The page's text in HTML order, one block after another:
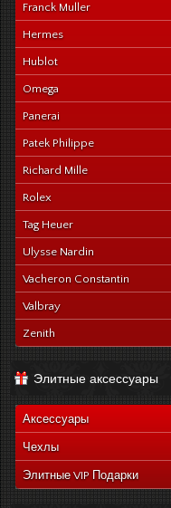
Franck Muller
Hermes
Hublot
Omega
Panerai
Patek Philippe
Richard Mille
Rolex
Tag Heuer
Ulysse Nardin
Vacheron Constantin
Valbray
Zenith
Элитные аксессуары
Аксессуары
Чехлы
Элитные VIP Подарки